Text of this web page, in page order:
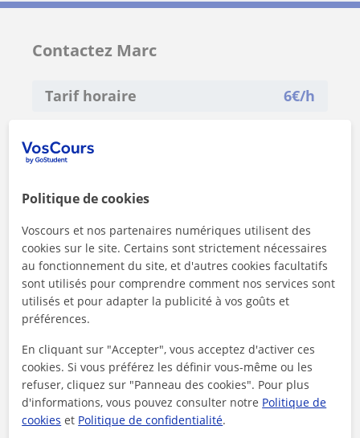
Contactez Marc
Tarif horaire 6€/h
En cliquant sur l'un des deux boutons, vous acceptez nos
mentions légales et deconfidentialité
Politique de cookies
Voscours et nos partenaires numériques utilisent des
cookies sur le site. Certains sont strictement nécessaires
au fonctionnement du site, et d'autres cookies facultatifs
sont utilisés pour comprendre comment nos services sont
utilisés et pour adapter la publicité à vos goûts et
préférences.
En cliquant sur "Accepter", vous acceptez d'activer ces
cookies. Si vous préférez les définir vous-même ou les
refuser, cliquez sur "Panneau des cookies". Pour plus
d'informations, vous pouvez consulter notre Politique de
cookies et Politique de confidentialité.